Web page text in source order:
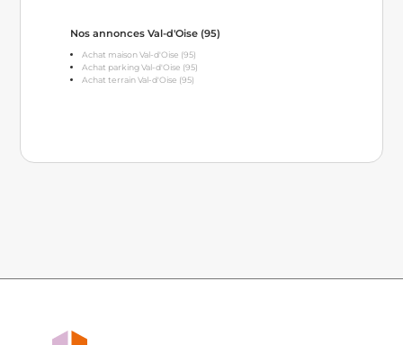
Nos annonces Val-d'Oise (95)
Achat maison Val-d'Oise (95)
Achat parking Val-d'Oise (95)
Achat terrain Val-d'Oise (95)